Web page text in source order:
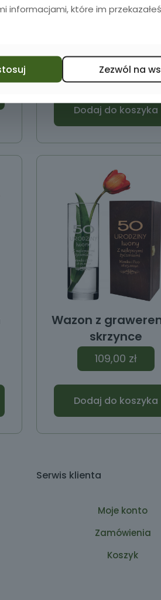
125,00zł
Dodaj do koszyka
Wazon z
skrzynce
109,00 zł
Dodaj do koszyka
Serwis klienta
Moje konto
Zamówienia
Koszyk
informacjami, które im
Zezwól na